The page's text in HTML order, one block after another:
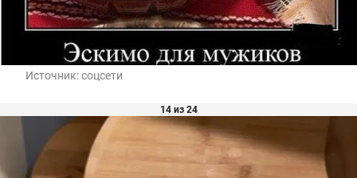
Источник:соцсети
14 из 24